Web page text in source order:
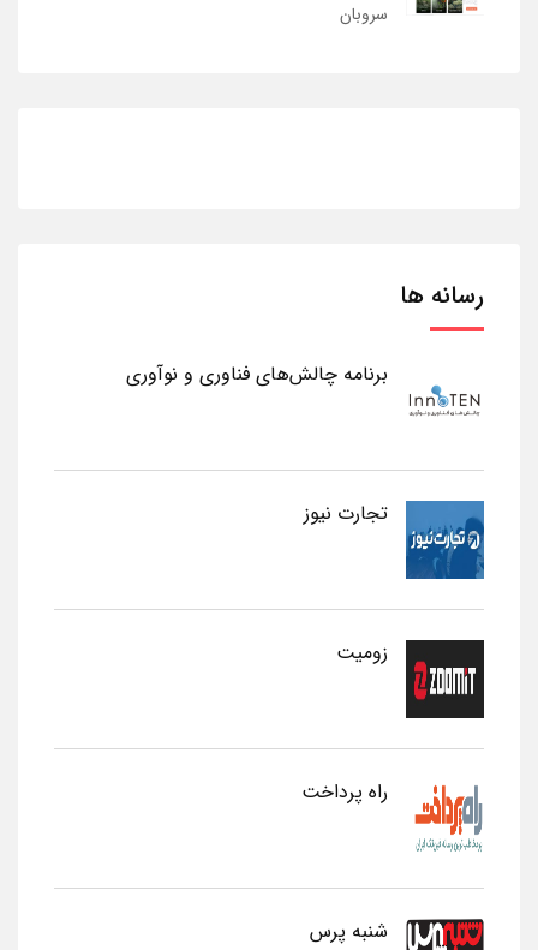
سروبان
رسانه ها
برنامه چالش‌های فناوری و نوآوری
تجارت نیوز
زومیت
راه پرداخت
شنبه پرس